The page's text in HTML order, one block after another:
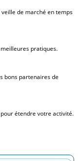
de marché en temps
pratiques.
bons partenaires de
étendre votre activité.